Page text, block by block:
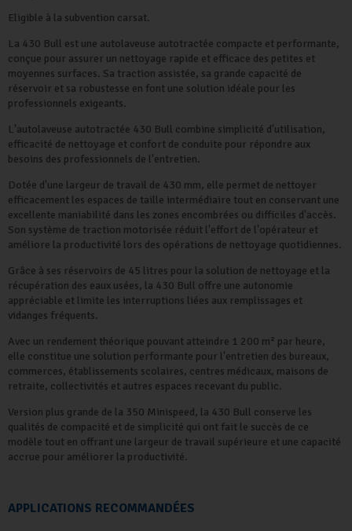
Eligible à la subvention carsat.
La 430 Bull est une autolaveuse autotractée compacte et performante,
conçue pour assurer un nettoyage rapide et efficace des petites et
moyennes surfaces. Sa traction assistée, sa grande capacité de
réservoir et sa robustesse en font une solution idéale pour les
professionnels exigeants.
L'autolaveuse autotractée 430 Bull combine simplicité d'utilisation,
efficacité de nettoyage et confort de conduite pour répondre aux
besoins des professionnels de l'entretien.
Dotée d'une largeur de travail de 430 mm, elle permet de nettoyer
efficacement les espaces de taille intermédiaire tout en conservant une
excellente maniabilité dans les zones encombrées ou difficiles d'accès.
Son système de traction motorisée réduit l'effort de l'opérateur et
améliore la productivité lors des opérations de nettoyage quotidiennes.
Grâce à ses réservoirs de 45 litres pour la solution de nettoyage et la
récupération des eaux usées, la 430 Bull offre une autonomie
appréciable et limite les interruptions liées aux remplissages et
vidanges fréquents.
Avec un rendement théorique pouvant atteindre 1 200 m² par heure,
elle constitue une solution performante pour l'entretien des bureaux,
commerces, établissements scolaires, centres médicaux, maisons de
retraite, collectivités et autres espaces recevant du public.
Version plus grande de la 350 Minispeed, la 430 Bull conserve les
qualités de compacité et de simplicité qui ont fait le succès de ce
modèle tout en offrant une largeur de travail supérieure et une capacité
accrue pour améliorer la productivité.
APPLICATIONS RECOMMANDÉES